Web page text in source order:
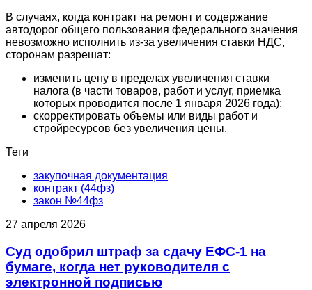
В случаях, когда контракт на ремонт и содержание
автодорог общего пользования федерального значения
невозможно исполнить из-за увеличения ставки НДС,
сторонам разрешат:
изменить цену в пределах увеличения ставки
налога (в части товаров, работ и услуг, приемка
которых проводится после 1 января 2026 года);
скорректировать объемы или виды работ и
стройресурсов без увеличения цены.
Теги
закупочная документация
контракт (44фз)
закон №44фз
27 апреля 2026
Суд одобрил штраф за сдачу ЕФС-1 на
бумаге, когда нет руководителя с
электронной подписью